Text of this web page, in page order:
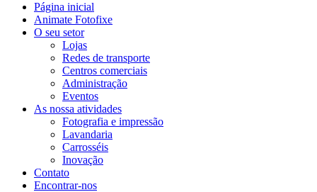
Página inicial
Animate Fotofixe
O seu setor
Lojas
Redes de transporte
Centros comerciais
Administração
Eventos
As nossa atividades
Fotografia e impressão
Lavandaria
Carrosséis
Inovação
Contato
Encontrar-nos